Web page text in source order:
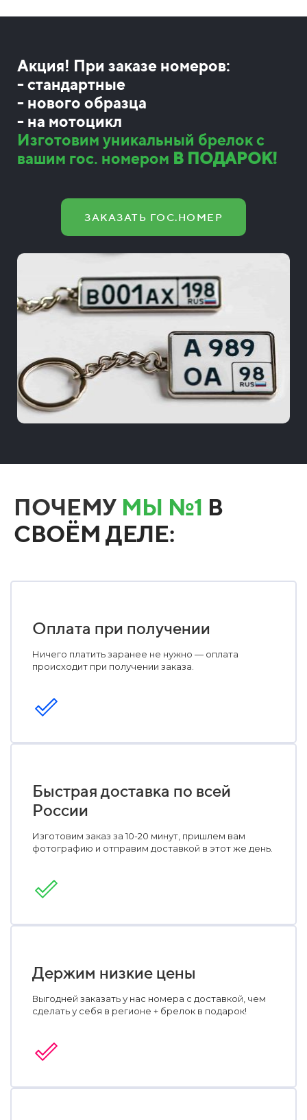
Акция! При заказе номеров:
- стандартные
- нового образца
- на мотоцикл
Изготовим уникальный брелок с
вашим гос. номером В ПОДАРОК!
ЗАКАЗАТЬ ГОС.НОМЕР
ПОЧЕМУ МЫ №1 В
СВОЁМ ДЕЛЕ:
Оплата при получении
Ничего платить заранее не нужно — оплата
происходит при получении заказа.
Быстрая доставка по всей
России
Изготовим заказ за 10-20 минут, пришлем вам
фотографию и отправим доставкой в этот же день.
Держим низкие цены
Выгодней заказать у нас номера с доставкой, чем
сделать у себя в регионе + брелок в подарок!